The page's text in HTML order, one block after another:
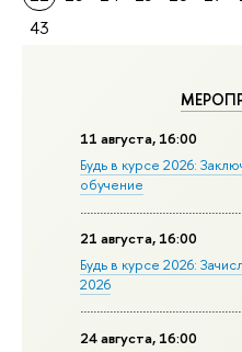
11 августа, 16:00
Будь в курсе 2026:
обучение
21 августа, 16:00
Будь в курсе 2026:
2026
24 августа, 16:00
43